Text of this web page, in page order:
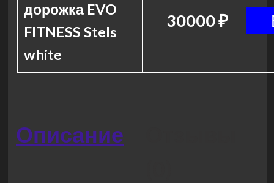
дорожка EVO
FITNESS Stels
white
30000 ₽
Описание